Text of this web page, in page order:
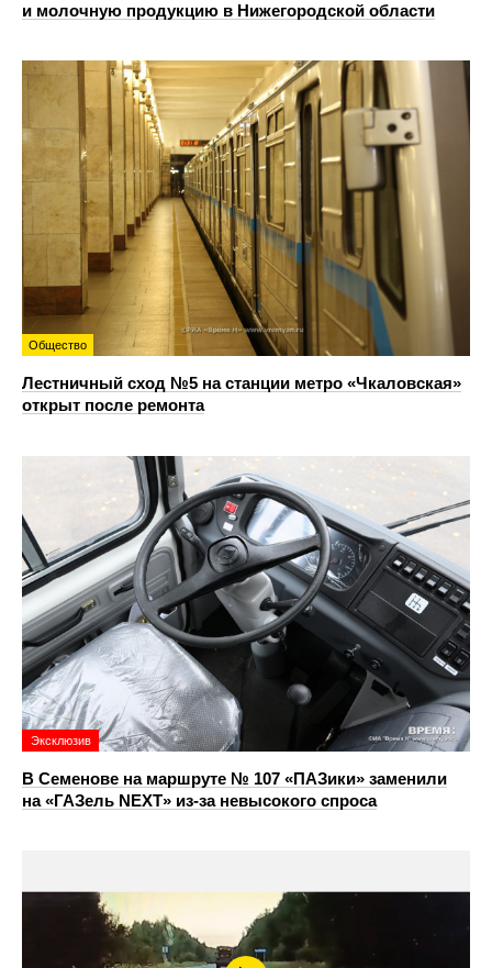
и молочную продукцию в Нижегородской области
Общество
Лестничный сход №5 на станции метро «Чкаловская»
открыт после ремонта
Эксклюзив
В Семенове на маршруте № 107 «ПАЗики» заменили
на «ГАЗель NEXT» из‑за невысокого спроса